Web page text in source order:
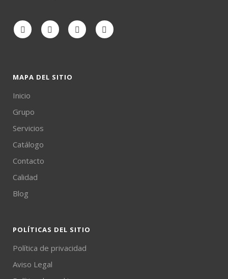
MAPA DEL SITIO
Inicio
Grupo
Servicios
Catálogo
Contacto
Calidad
Blog
POLÍTICAS DEL SITIO
Política de privacidad
Aviso Legal